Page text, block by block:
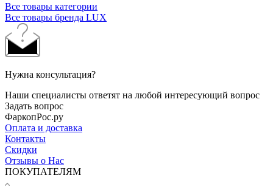
Все товары категории
Все товары бренда LUX
Нужна консультация?
Наши специалисты ответят на любой интересующий вопрос
Задать вопрос
ФаркопРос.ру
Оплата и доставка
Контакты
Скидки
Отзывы о Нас
ПОКУПАТЕЛЯМ